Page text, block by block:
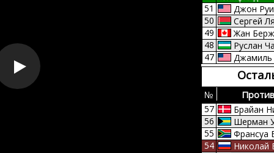
51
Джон
50
Сергей
49
Жан
48
Руслан
47
Джамиль
Макклайн
Монти
45
Оуэн Бек
44
Джон
43
Лэрри
42
41
Аттилла
№
57 Брайан
56
Шерман
55
Франсуа
54
Николай